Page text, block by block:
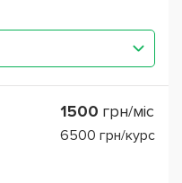
1500 грн/міс
6500 грн/курс